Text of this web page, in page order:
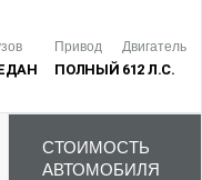
Привод
ПОЛНЫЙ
Двигатель
612 Л.С.
ОПИСАНИЕ
СТОИМОСТЬ
АВТОМОБИЛЯ